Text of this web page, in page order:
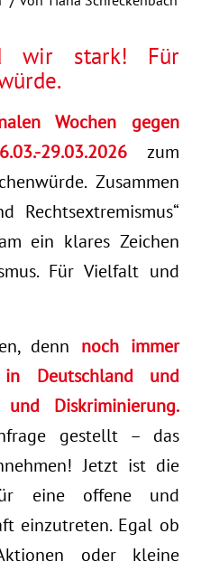
wir stark! Für
Wochen gegen
29.03.2026 zum
Zusammen
Rechtsextremismus“
ein klares Zeichen
Für Vielfalt und
denn noch immer
in Deutschland und
Diskriminierung.
gestellt – das
Jetzt ist die
eine offene und
einzutreten. Egal ob
oder kleine